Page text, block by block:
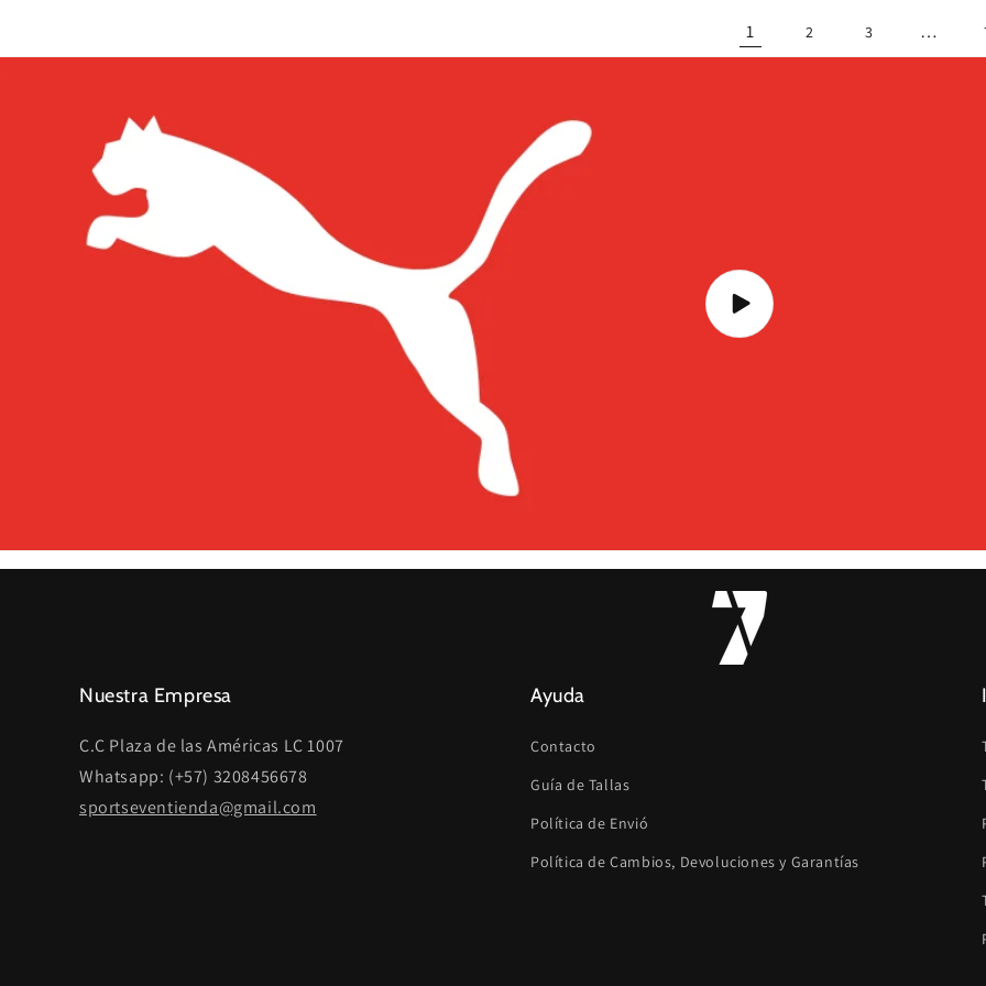
1 2 3 …
Nuestra Empresa
C.C Plaza de las Américas LC 1007
Whatsapp: (+57) 3208456678
sportseventienda@gmail.com
Ayuda
Contacto
Guía de Tallas
Política de Envió
Política de Cambios, Devoluciones y Garantías